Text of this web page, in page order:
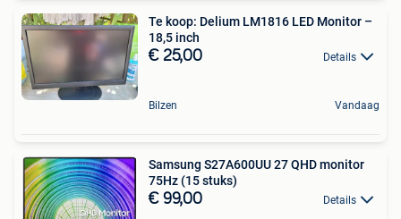
Te koop: Delium LM1816 LED Monitor –
18,5 inch
€ 25,00 Details
Bilzen Vandaag
Samsung S27A600UU 27 QHD monitor
75Hz (15 stuks)
€ 99,00 Details